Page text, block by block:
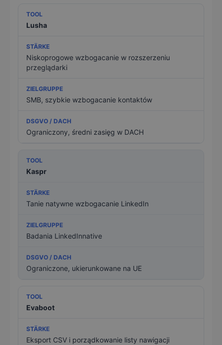
Lusha
Niskoprogowe wzbogacanie w rozszerzeniu
przeglądarki
SMB, szybkie wzbogacanie kontaktów
Ograniczony, średni zasięg w DACH
Kaspr
Tanie natywne wzbogacanie LinkedIn
Badania LinkedInnative
Ograniczone, ukierunkowane na UE
Evaboot
Eksport CSV i porządkowanie listy nawigacji